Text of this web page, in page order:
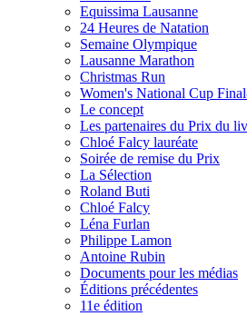
Equissima Lausanne
24 Heures de Natation
Semaine Olympique
Lausanne Marathon
Christmas Run
Women's National Cup
Le concept
Les partenaires du Prix du
Chloé Falcy lauréate
Soirée de remise du Prix
La Sélection
Roland Buti
Chloé Falcy
Léna Furlan
Philippe Lamon
Antoine Rubin
Documents pour les médias
Éditions précédentes
11e édition